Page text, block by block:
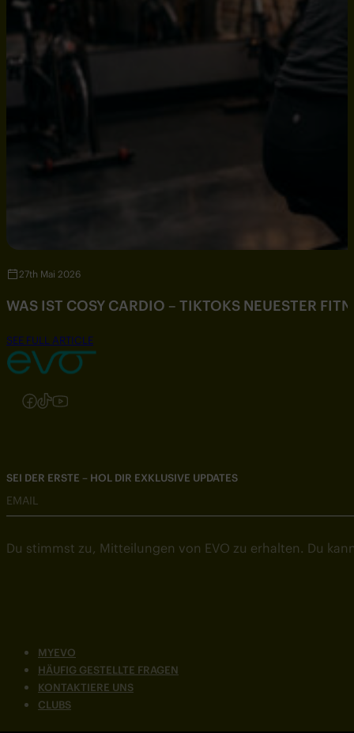
27th Mai 2026
WAS IST COSY CARDIO – TIKTOKS NEUESTER
SEE FULL ARTICLE
Folgen Sie uns auf Instagram
Folgen Sie uns auf Facebook
Folgen Sie uns auf TikTok
Folgen Sie uns auf YouTube
MYEVO
HÄUFIG GESTELLTE FRAGEN
KONTAKTIERE UNS
CLUBS
SEI DER ERSTE – HOL DIR EXKLUSIVE UPDATES
EMAIL
Du stimmst zu, Mitteilungen von EVO zu erhalten. Du